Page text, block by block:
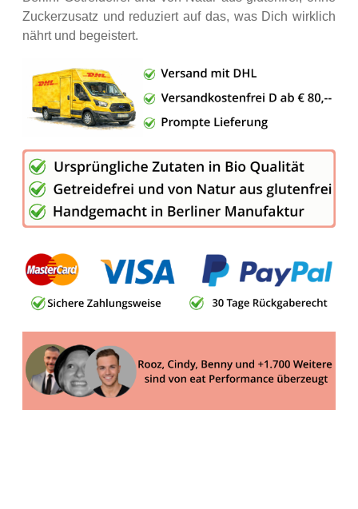
Zuckerzusatz und reduziert auf das, was Dich wirklich
nährt und begeistert.